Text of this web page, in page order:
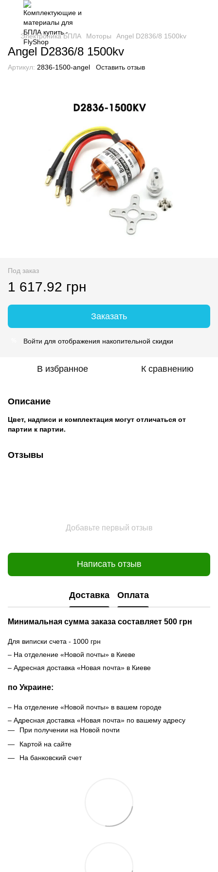
Электроника БПЛА Моторы Angel D2836/8 1500kv
Angel D2836/8 1500kv
Артикул: 2836-1500-angel Оставить отзыв
Под заказ
1 617.92 грн
Заказать
Войти для отображения накопительной скидки
В избранное К сравнению
Описание
Цвет, надписи и комплектация могут отличаться от
партии к партии.
Отзывы
Добавьте первый отзыв
Написать отзыв
Доставка Оплата
Минимальная сумма заказа составляет 500 грн
Для виписки счета - 1000 грн
– На отделение «Новой почты» в Киеве
– Адресная доставка «Новая почта» в Киеве
по Украине:
– На отделение «Новой почты» в вашем городе
– Адресная доставка «Новая почта» по вашему адресу
При получении на Новой почти
Картой на сайте
На банковский счет